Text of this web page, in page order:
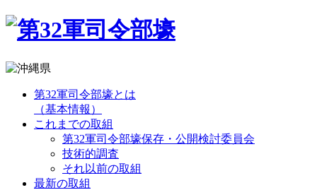
第32軍司令部壕とは
（基本情報）
これまでの取組
第32軍司令部壕保存・公開検討委員会
技術的調査
それ以前の取組
最新の取組